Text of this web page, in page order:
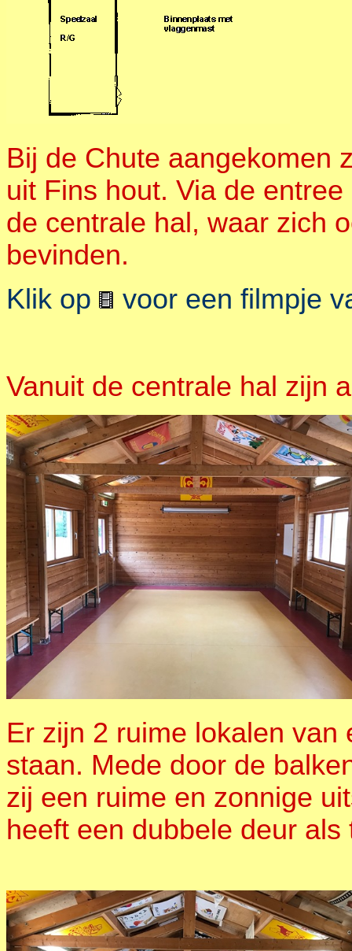
Bij de Chute aangekomen
uit Fins hout. Via de
de centrale hal, waar zich
bevinden.
Klik op
voor een filmpje
Vanuit de centrale hal zijn
Er zijn 2 ruime lokalen
staan. Mede door de
zij een ruime en zonnige
heeft een dubbele deur